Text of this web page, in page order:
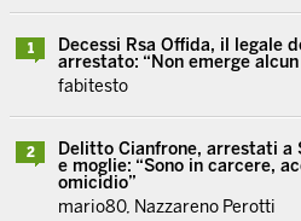
1
Decessi Rsa Offida, il legale
arrestato: “Non emerge
fabitesto
2
Delitto Cianfrone, arrestati
e moglie: “Sono in carcere,
omicidio”
mario80, Nazzareno Perotti